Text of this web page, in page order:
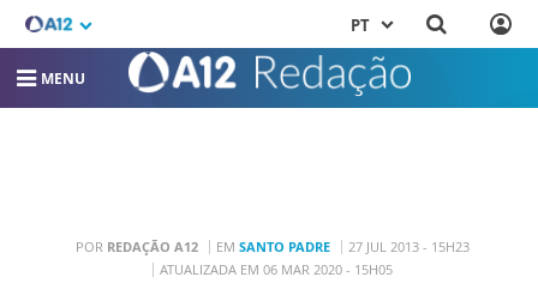
PT
MENU
POR REDAÇÃO A12 EM SANTO PADRE
27 JUL 2013 - 15H23
ATUALIZADA EM 06 MAR 2020 - 15H05